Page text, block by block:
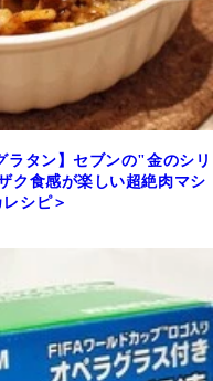
ラタン】セブンの"金のシリ
ク食感が楽しい超絶肉マシ
シピ＞